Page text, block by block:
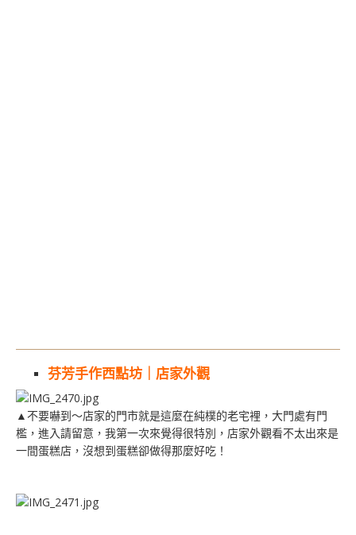
芬芳手作西點坊｜店家外觀
▲不要嚇到～店家的門市就是這麼在純樸的老宅裡，大門處有門
檻，進入請留意，我第一次來覺得很特別，店家外觀看不太出來是
一間蛋糕店，沒想到蛋糕卻做得那麼好吃！